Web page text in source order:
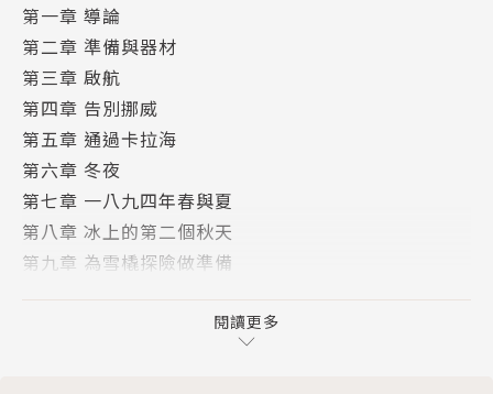
到十年後才被尋獲的憾事。極地探險始終是考驗人類體
力與意志極限的艱難試煉。
一八八四年，挪威探險家弗瑞德約夫．南森偶然在報上
閱讀到氣象學者摩恩（Henrik Mohn）的文章，受摩
恩的啟發，南森推論船隻可透過凍結在浮冰中，隨著北
極洋流自然漂流，來接近北極點。十年後，一八九三年
七月二十四日，南森實踐了他的推論，率領一支經過仔
細挑選的探險隊員，朝位處極地的新西伯利亞群島（N
號」（Fram）是一艘經過特殊防壓設計的船艦，共有
第一章 導論
第二章 準備與器材
第三章 啟航
第四章 告別挪威
第五章 通過卡拉海
第六章 冬夜
第七章 一八九四年春與夏
第八章 冰上的第二個秋天
第九章 為雪橇探險做準備
閱讀更多